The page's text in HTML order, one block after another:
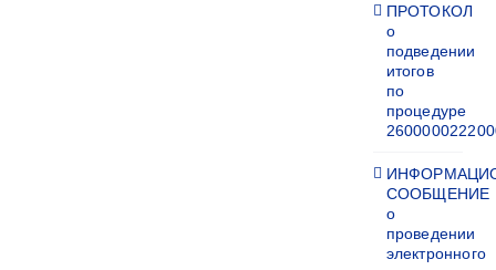
ПРОТОКОЛ
о
подведении
итогов
по
процедуре
СООБЩЕНИЕ
о
проведении
электронного